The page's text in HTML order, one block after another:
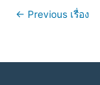
← Previous เรื่อง